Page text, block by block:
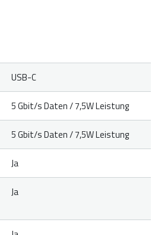
USB-C
5 Gbit/s Daten / 7,5W Leistung
5 Gbit/s Daten / 7,5W Leistung
Ja
Ja